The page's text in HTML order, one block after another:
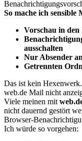
So mache ich
Vorschau in den
ausschalten
Nur Absender
Getrennten
Das ist kein
web.de Mail nicht
Viele meinen mit
nicht dauernd gestört
Browser-
Ich würde so vorgehen: